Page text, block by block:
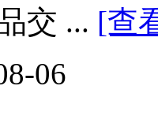
交 ... [查
06